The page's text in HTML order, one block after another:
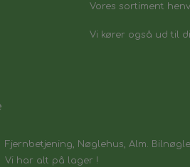
Vores sortiment
Vi kører også ud til
Fjernbetjening, Nøglehus, Alm. Bilnøgle
Vi har alt på lager !